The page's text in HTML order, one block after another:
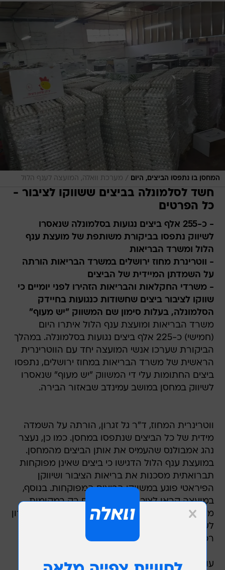
המחסן בו נתפסו הביצים, היום / מערכת וואלה, המועצה לענף הלול
חשד לסלמונלה בביצים ששווקו לציבור -
כל הפרטים
- כ-255 אלף ביצים נגועות בסלמונלה שנאסרו
לשיווק נתפסו בביקורת משותפת של מועצת ענף
הלול ומשרד הבריאות
- ווטרינרת מחוז ירושלים במשרד הבריאות הורתה
על השמדתן המיידית של הביצים
- משרדי החקלאות והבריאות הזהירו לפני יומיים כי
שווקו לציבור ביצים שחשודות כנגועות בחיידק
הסלמונלה, בעלות סימון שם המשווק "יש מעוף"
משרד הבריאות ומועצת ענף הלול איתרו היום
(חמישי) כ-225 אלף ביצים נגועות בסלמונלה. במהלך
הביקורת שערכו אנשי המועצה יחד עם הווטרינרית
הראשית של משרד הבריאות במחוז ירושלים, נתפסו
ביצים החתומות עלי די המשווק "יש מעוף" שנאסרו
לשיווק במחסן במושב עמינדב שבאזור הבירה.
ווטרינרית המחוז, ד"ר גל זגרון, הורתה על השמדה
מידית של כל הביצים שנתפסו במחסן. כמו כן, נעצר
נהג אמבולנס שהעמיס את אותן הביצים מהמחסן.
במועצת ענף הלול הדגישו כי ביצים שאינן מפוקחות
תברואתית מסכנות את בריאות הציבור ושיווקן
הפיראטי פוגע במשווקי הביצים המפוקחות. בנוסף,
במועצה קראו לציבור לרכוש ביצים רק במקומות
מסודרים עם חותמת משווק מורשה עם תאריך אחרון
לשיווק ולהימנע מרכישת ביצים מדוכנים בשווקים,
רכבים חולפים וחלוקה בבתים.
עוד בוואלה! NEWS: